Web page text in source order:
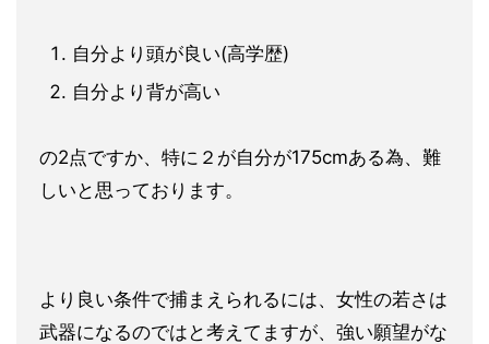
自分より頭が良い(高学歴)
自分より背が高い
の2点ですか、特に２が自分が175cmある為、難
しいと思っております。
より良い条件で捕まえられるには、女性の若さは
武器になるのではと考えてますが、強い願望がな